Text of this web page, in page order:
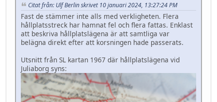
Citat från: Ulf Berlin skrivet 10 januari 2024, 13:27:24 PM
Fast de stämmer inte alls med verkligheten. Flera
hållplatsstreck har hamnat fel och flera fattas. Enklast
att beskriva hållplatslägena är att samtliga var
belägna direkt efter att korsningen hade passerats.
Utsnitt från SL kartan 1967 där hållplatslägena vid
Juliaborg syns: